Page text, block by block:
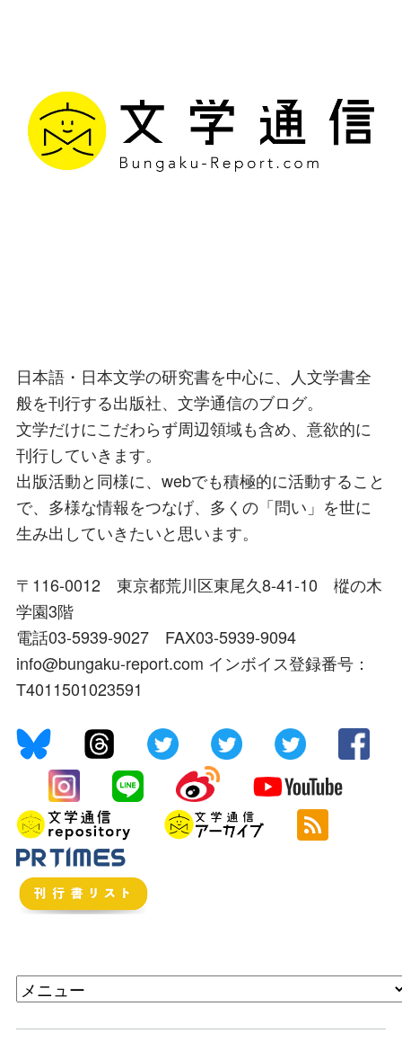
日本語・日本文学の研究書を中心に、人文学書全
般を刊行する出版社、文学通信のブログ。
文学だけにこだわらず周辺領域も含め、意欲的に
刊行していきます。
出版活動と同様に、webでも積極的に活動すること
で、多様な情報をつなげ、多くの「問い」を世に
生み出していきたいと思います。
〒116-0012 東京都荒川区東尾久8-41-10 樅の木
学園3階
電話03-5939-9027 FAX03-5939-9094
info@bungaku-report.com インボイス登録番号：
T4011501023591